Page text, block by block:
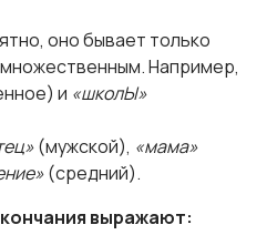
оно бывает только
Например,
и «школЫ»
(мужской), «мама»
(средний).
выражают: